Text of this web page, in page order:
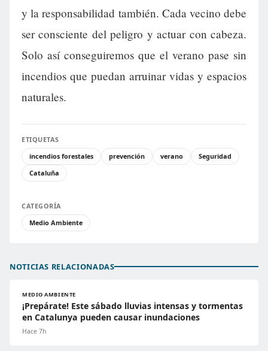
y la responsabilidad también. Cada vecino debe
ser consciente del peligro y actuar con cabeza.
Solo así conseguiremos que el verano pase sin
incendios que puedan arruinar vidas y espacios
naturales.
ETIQUETAS
incendios forestales
prevención verano
Seguridad
Cataluña
CATEGORÍA
Medio Ambiente
NOTICIAS RELACIONADAS
MEDIO AMBIENTE
¡Prepárate! Este sábado lluvias intensas y tormentas
en Catalunya pueden causar inundaciones
Hace 7h